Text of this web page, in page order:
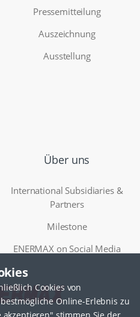
Cookies von
Online-Erlebnis zu
Pressemitteilung
Auszeichnung
Ausstellung
Über uns
International Subsidiaries &
Partners
Milestone
ENERMAX on Social Media